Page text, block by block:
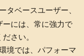
タベースユーザー、
ーには、常に強力で
さい。
境では、パフォーマ